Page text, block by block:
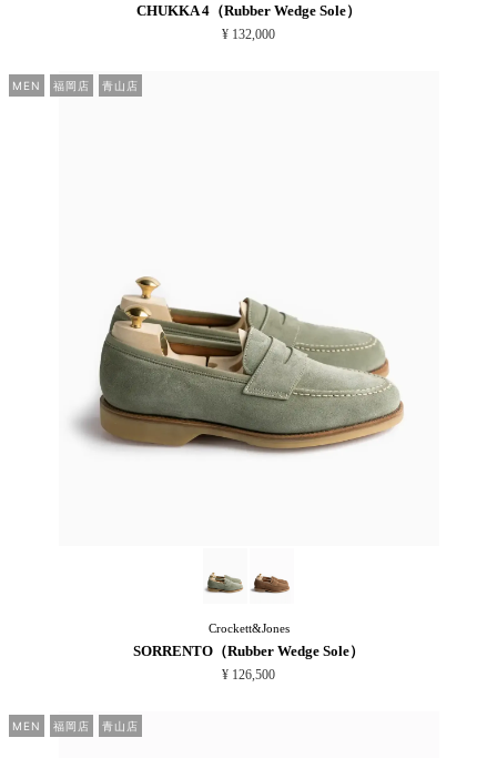
CHUKKA 4（Rubber Wedge Sole）
¥ 132,000
MEN 福岡店 青山店
Crockett&Jones
SORRENTO（Rubber Wedge Sole）
¥ 126,500
MEN 福岡店 青山店